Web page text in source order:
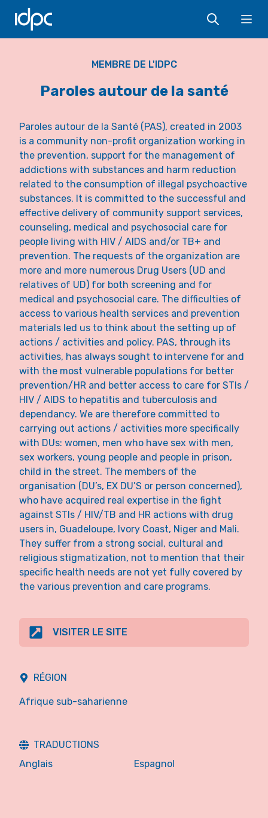
IDPC
MEMBRE DE L'IDPC
Paroles autour de la santé
Paroles autour de la Santé (PAS), created in 2003
is a community non-profit organization working in
the prevention, support for the management of
addictions with substances and harm reduction
related to the consumption of illegal psychoactive
substances. It is committed to the successful and
effective delivery of community support services,
counseling, medical and psychosocial care for
people living with HIV / AIDS and/or TB+ and
prevention. The requests of the organization are
more and more numerous Drug Users (UD and
relatives of UD) for both screening and for
medical and psychosocial care. The difficulties of
access to various health services and prevention
materials led us to think about the setting up of
actions / activities and policy. PAS, through its
activities, has always sought to intervene for and
with the most vulnerable populations for better
prevention/HR and better access to care for STIs /
HIV / AIDS to hepatitis and tuberculosis and
dependancy. We are therefore committed to
carrying out actions / activities more specifically
with DUs: women, men who have sex with men,
sex workers, young people and people in prison,
child in the street. The members of the
organisation (DU’s, EX DU’S or person concerned),
who have acquired real expertise in the fight
against STIs / HIV/TB and HR actions with drug
users in, Guadeloupe, Ivory Coast, Niger and Mali.
They suffer from a strong social, cultural and
religious stigmatization, not to mention that their
specific health needs are not yet fully covered by
the various prevention and care programs.
VISITER LE SITE
RÉGION
Afrique sub-saharienne
TRADUCTIONS
Anglais
Espagnol